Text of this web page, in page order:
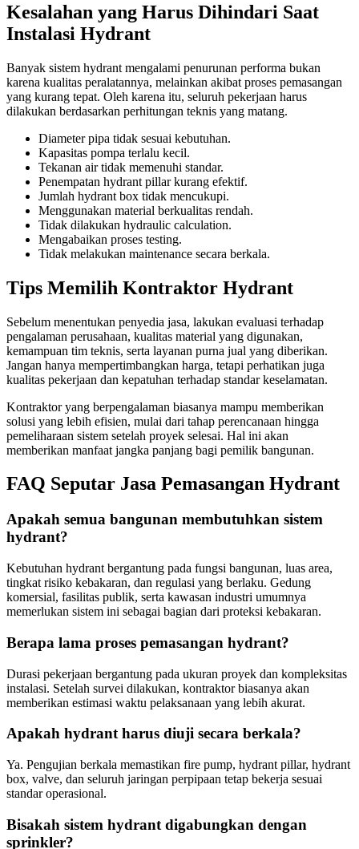
Kesalahan yang Harus Dihindari Saat
Instalasi Hydrant
Banyak sistem hydrant mengalami penurunan performa bukan
karena kualitas peralatannya, melainkan akibat proses pemasangan
yang kurang tepat. Oleh karena itu, seluruh pekerjaan harus
dilakukan berdasarkan perhitungan teknis yang matang.
Diameter pipa tidak sesuai kebutuhan.
Kapasitas pompa terlalu kecil.
Tekanan air tidak memenuhi standar.
Penempatan hydrant pillar kurang efektif.
Jumlah hydrant box tidak mencukupi.
Menggunakan material berkualitas rendah.
Tidak dilakukan hydraulic calculation.
Mengabaikan proses testing.
Tidak melakukan maintenance secara berkala.
Tips Memilih Kontraktor Hydrant
Sebelum menentukan penyedia jasa, lakukan evaluasi terhadap
pengalaman perusahaan, kualitas material yang digunakan,
kemampuan tim teknis, serta layanan purna jual yang diberikan.
Jangan hanya mempertimbangkan harga, tetapi perhatikan juga
kualitas pekerjaan dan kepatuhan terhadap standar keselamatan.
Kontraktor yang berpengalaman biasanya mampu memberikan
solusi yang lebih efisien, mulai dari tahap perencanaan hingga
pemeliharaan sistem setelah proyek selesai. Hal ini akan
memberikan manfaat jangka panjang bagi pemilik bangunan.
FAQ Seputar Jasa Pemasangan Hydrant
Apakah semua bangunan membutuhkan sistem
hydrant?
Kebutuhan hydrant bergantung pada fungsi bangunan, luas area,
tingkat risiko kebakaran, dan regulasi yang berlaku. Gedung
komersial, fasilitas publik, serta kawasan industri umumnya
memerlukan sistem ini sebagai bagian dari proteksi kebakaran.
Berapa lama proses pemasangan hydrant?
Durasi pekerjaan bergantung pada ukuran proyek dan kompleksitas
instalasi. Setelah survei dilakukan, kontraktor biasanya akan
memberikan estimasi waktu pelaksanaan yang lebih akurat.
Apakah hydrant harus diuji secara berkala?
Ya. Pengujian berkala memastikan fire pump, hydrant pillar, hydrant
box, valve, dan seluruh jaringan perpipaan tetap bekerja sesuai
standar operasional.
Bisakah sistem hydrant digabungkan dengan
sprinkler?